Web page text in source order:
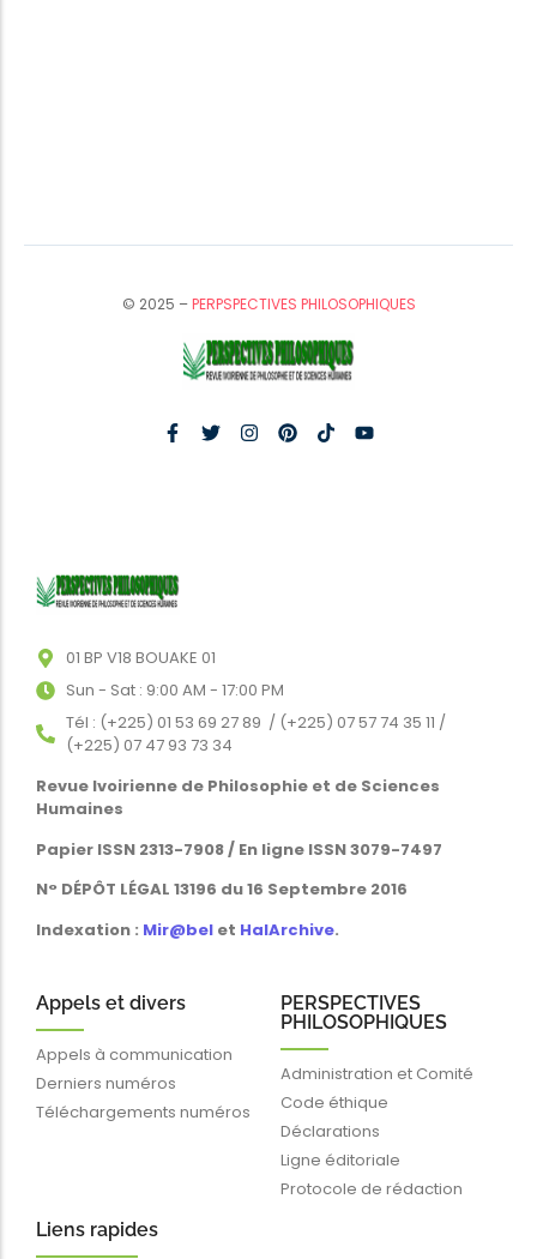
© 2025 –PERPSPECTIVES PHILOSOPHIQUES
01 BP V18 BOUAKE 01
Sun - Sat : 9:00 AM - 17:00 PM
Tél : (+225) 01 53 69 27 89 / (+225) 07 57 74 35 11 /
(+225) 07 47 93 73 34
Revue Ivoirienne de Philosophie et de Sciences
Humaines
Papier ISSN 2313-7908 / En ligne ISSN 3079-7497
N° DÉPÔT LÉGAL 13196 du 16 Septembre 2016
Indexation : Mir@bel et HalArchive.
Appels et divers
Appels à communication
Derniers numéros
Téléchargements numéros
PERSPECTIVES
PHILOSOPHIQUES
Administration et Comité
Code éthique
Déclarations
Ligne éditoriale
Protocole de rédaction
Liens rapides